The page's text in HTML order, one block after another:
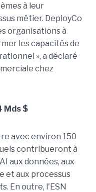
à leur
métier. DeployCo
organisations à
les capacités de
», a déclaré
chez
Mds $
avec environ 150
contribueront à
aux données, aux
et aux processus
En outre, l'ESN